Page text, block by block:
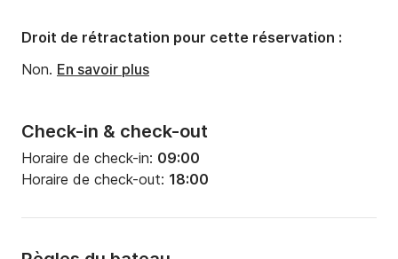
Check-in & check-out
Horaire de check-in: 09:00
Horaire de check-out: 18:00
Droit de rétractation pour cette réservation :
Non. En savoir plus